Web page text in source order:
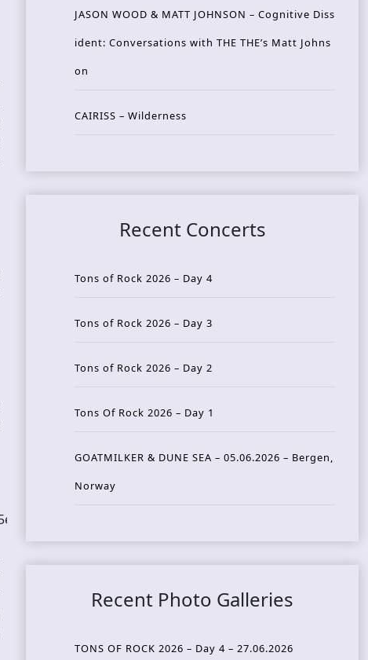
JASON WOOD & MATT JOHNSON – Cognitive Diss
ident: Conversations with THE THE’s Matt Johns
on
CAIRISS – Wilderness
Recent Concerts
Tons of Rock 2026 – Day 4
Tons of Rock 2026 – Day 3
Tons of Rock 2026 – Day 2
Tons Of Rock 2026 – Day 1
GOATMILKER & DUNE SEA – 05.06.2026 – Bergen,
Norway
Recent Photo Galleries
TONS OF ROCK 2026 – Day 4 – 27.06.2026